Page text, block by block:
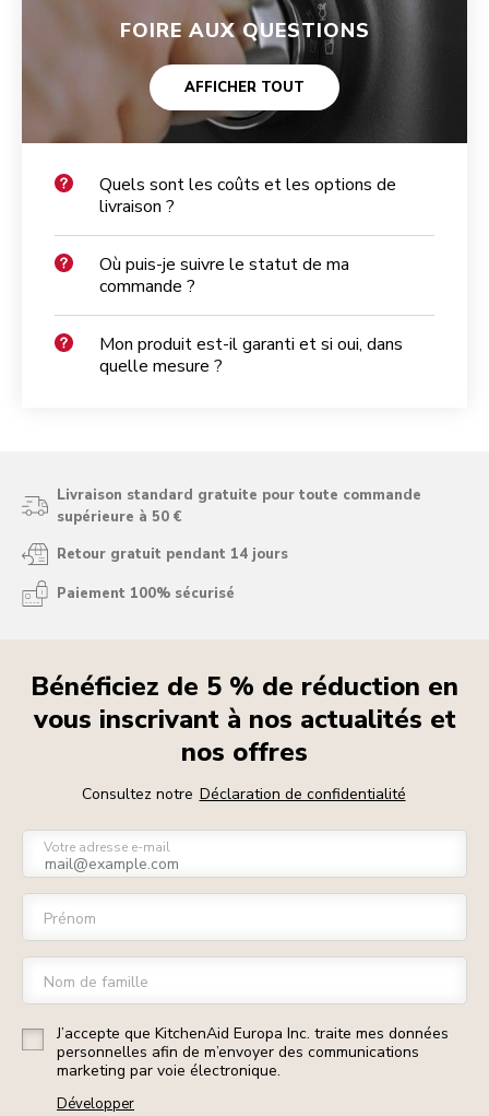
FOIRE AUX QUESTIONS
AFFICHER TOUT
Quels sont les coûts et les options de
livraison ?
Où puis-je suivre le statut de ma
commande ?
Mon produit est-il garanti et si oui, dans
quelle mesure ?
Livraison standard gratuite pour toute commande
supérieure à 50 €
Retour gratuit pendant 14 jours
Paiement 100% sécurisé
Bénéficiez de 5 % de réduction en
vous inscrivant à nos actualités et
nos offres
Consultez notre Déclaration de confidentialité
Votre adresse e-mail
Prénom
Nom de famille
J’accepte que KitchenAid Europa Inc. traite mes données
personnelles afin de m’envoyer des communications
marketing par voie électronique.
Développer